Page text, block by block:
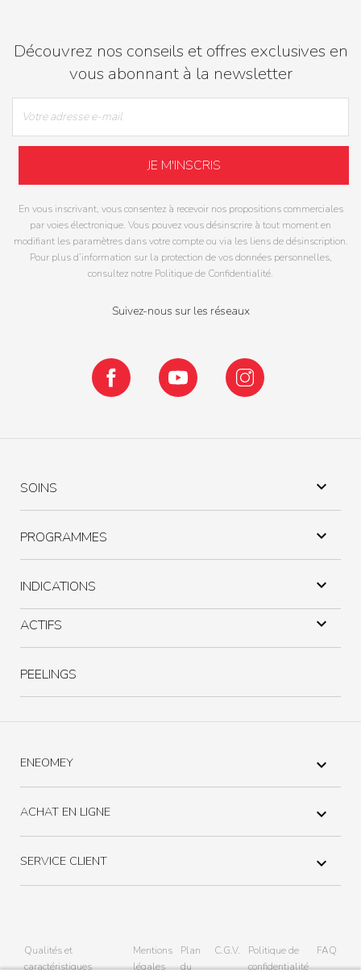
Découvrez nos conseils et offres exclusives en
vous abonnant à la newsletter
En vous inscrivant, vous consentez à recevoir nos propositions commerciales
par voies électronique. Vous pouvez vous désinscrire à tout moment en
modifiant les paramètres dans votre compte ou via les liens de désinscription.
Pour plus d’information sur la protection de vos données personnelles,
consultez notre Politique de Confidentialité.
Suivez-nous sur les réseaux
Facebook YouTube
SOINS 
PROGRAMMES 
INDICATIONS 
ACTIFS 
PEELINGS
ENEOMEY 
ACHAT EN LIGNE 
SERVICE CLIENT 
Qualités et
caractéristiques
Mentions
légales
Plan
du
C.G.V.
Politique de
confidentialité
FAQ